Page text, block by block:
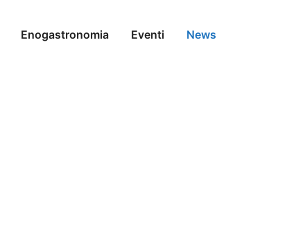
Enogastronomia Eventi News